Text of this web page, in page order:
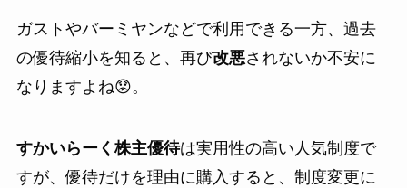
ガストやバーミヤンなどで利用できる一方、過去
の優待縮小を知ると、再び改悪されないか不安に
なりますよね😟。
すかいらーく株主優待は実用性の高い人気制度で
すが、優待だけを理由に購入すると、制度変更に